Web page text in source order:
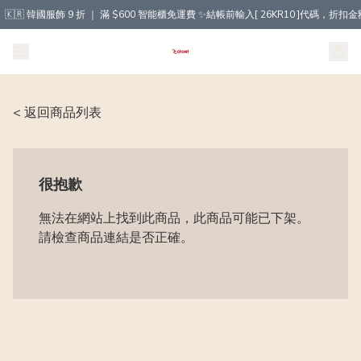
🇰🇷 韓國服飾 9 折 ｜ 滿 $600 智能櫃免運費 ✨結帳前輸入[ 26KR10 ]代碼，折扣金
< 返回商品列表
很抱歉
無法在網站上找到此商品，此商品可能已下架。
請檢查商品連結是否正確。